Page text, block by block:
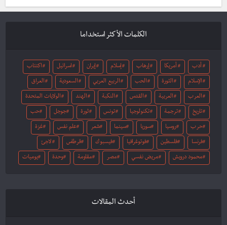
الكلمات الأكثر استخداما
أدب أمريكا إرهاب إسلام إيران اسرائيل اكتئاب
الإسلام الثورة الحب الربيع العربي السعودية العراق
العرب العربية القدس النكبة الهند الولايات المتحدة
تاريخ ترجمة تكنولوجيا تونس ثورة جوجل حب
حرب روسيا سوريا سينما شعر علم نفس غزة
فرنسا فلسطين فوتوغرافيا فيسبوك قرطاس لاجئ
محمود درويش مريض نفسي مصر مقاومة وحدة يوميات
أحدث المقالات